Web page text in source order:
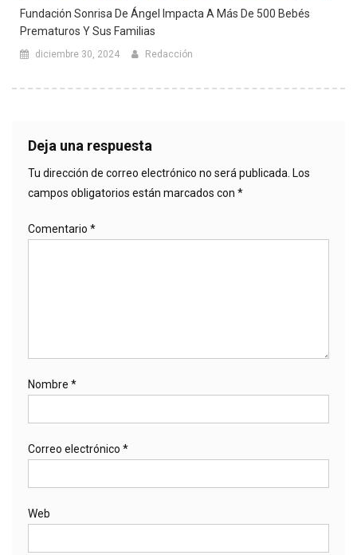
Fundación Sonrisa De Ángel Impacta A Más De 500 Bebés
Prematuros Y Sus Familias
diciembre 30, 2024 Redacción
Deja una respuesta
Tu dirección de correo electrónico no será publicada. Los
campos obligatorios están marcados con *
Comentario *
Nombre *
Correo electrónico *
Web